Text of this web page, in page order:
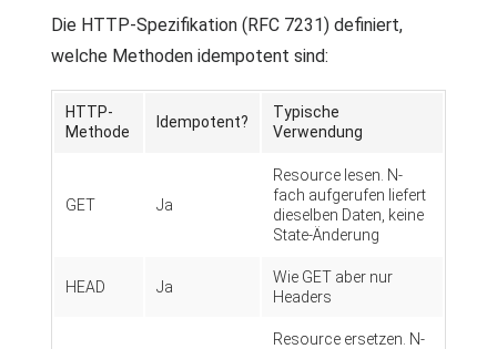
Die HTTP-Spezifikation (RFC 7231) definiert,
welche Methoden idempotent sind:
HTTP-
Methode
Idempotent?
Typische
Verwendung
GET Ja
Resource lesen. N-
fach aufgerufen liefert
dieselben Daten, keine
State-Änderung
HEAD Ja
Wie GET aber nur
Headers
Resource ersetzen. N-